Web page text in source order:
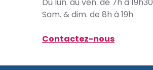
Sam. & dim. de 8h à 19h
Contactez-nous